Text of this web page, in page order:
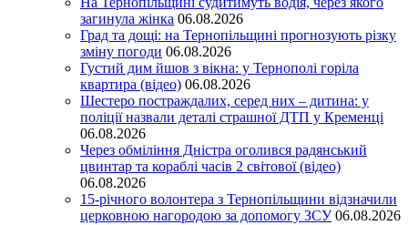
загинула жінка 06.08.2026
Град та дощі: на Тернопільщині прогнозують різку
зміну погоди 06.08.2026
Густий дим йшов з вікна: у Тернополі горіла
квартира (відео) 06.08.2026
Шестеро постраждалих, серед них – дитина: у
поліції назвали деталі страшної ДТП у Кременці
06.08.2026
Через обміління Дністра оголився радянський
цвинтар та кораблі часів 2 світової (відео)
06.08.2026
15-річного волонтера з Тернопільщини відзначили
церковною нагородою за допомогу ЗСУ 06.08.2026